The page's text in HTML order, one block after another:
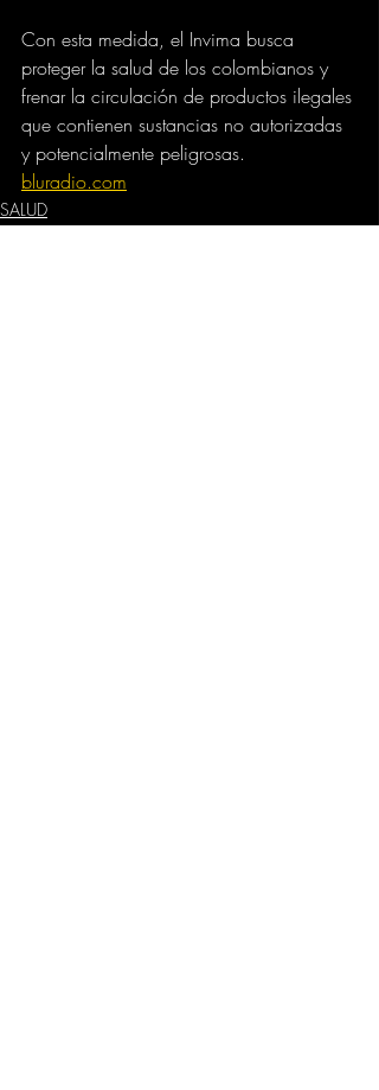
Con esta medida, el Invima busca
proteger la salud de los colombianos y
frenar la circulación de productos ilegales
que contienen sustancias no autorizadas
y potencialmente peligrosas.
bluradio.com
SALUD